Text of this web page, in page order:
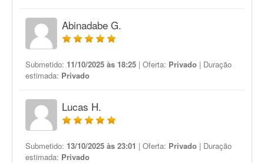
Abinadabe G.
Submetido: 11/10/2025 às 18:25 | Oferta: Privado | Duração
estimada: Privado
Lucas H.
Submetido: 13/10/2025 às 23:01 | Oferta: Privado | Duração
estimada: Privado